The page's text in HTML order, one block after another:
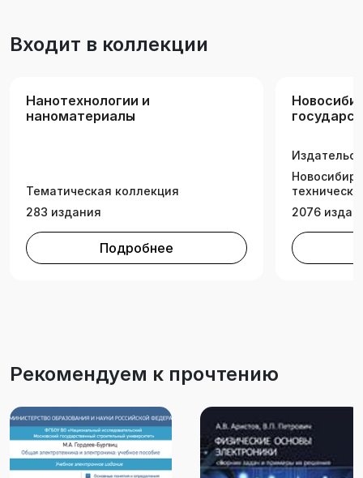
Входит в коллекции
Нанотехнологии и
наноматериалы
Тематическая коллекция
283 издания
Подробнее
2076
Рекомендуем к прочтению